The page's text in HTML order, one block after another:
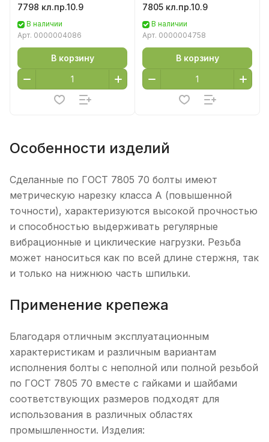
7798 кл.пр.10.9
В наличии
Арт. 0000004086
В корзину
7805 кл.пр.10.9
В наличии
Арт. 0000004758
В корзину
Особенности изделий
Сделанные по ГОСТ 7805 70 болты имеют
метрическую нарезку класса A (повышенной
точности), характеризуются высокой прочностью
и способностью выдерживать регулярные
вибрационные и циклические нагрузки. Резьба
может наноситься как по всей длине стержня, так
и только на нижнюю часть шпильки.
Применение крепежа
Благодаря отличным эксплуатационным
характеристикам и различным вариантам
исполнения болты с неполной или полной резьбой
по ГОСТ 7805 70 вместе с гайками и шайбами
соответствующих размеров подходят для
использования в различных областях
промышленности. Изделия: